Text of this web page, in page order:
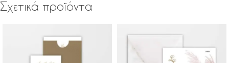
Σχετικά προϊόντα